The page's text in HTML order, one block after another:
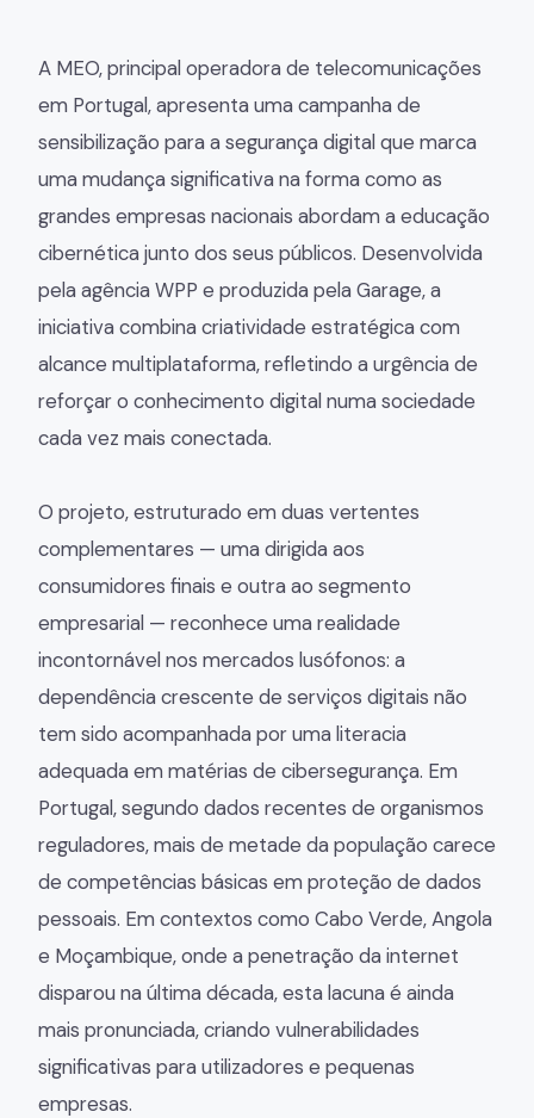
A MEO, principal operadora de telecomunicações
em Portugal, apresenta uma campanha de
sensibilização para a segurança digital que marca
uma mudança significativa na forma como as
grandes empresas nacionais abordam a educação
cibernética junto dos seus públicos. Desenvolvida
pela agência WPP e produzida pela Garage, a
iniciativa combina criatividade estratégica com
alcance multiplataforma, refletindo a urgência de
reforçar o conhecimento digital numa sociedade
cada vez mais conectada.
O projeto, estruturado em duas vertentes
complementares — uma dirigida aos
consumidores finais e outra ao segmento
empresarial — reconhece uma realidade
incontornável nos mercados lusófonos: a
dependência crescente de serviços digitais não
tem sido acompanhada por uma literacia
adequada em matérias de cibersegurança. Em
Portugal, segundo dados recentes de organismos
reguladores, mais de metade da população carece
de competências básicas em proteção de dados
pessoais. Em contextos como Cabo Verde, Angola
e Moçambique, onde a penetração da internet
disparou na última década, esta lacuna é ainda
mais pronunciada, criando vulnerabilidades
significativas para utilizadores e pequenas
empresas.